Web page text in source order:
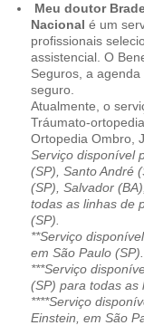
Meu doutor
Nacional é um
profissionais
assistencial. O
Seguros, a
seguro.
Atualmente, o
Tráumato-
Ortopedia Ombro,
Serviço disponível
(SP), Santo André
(SP), Salvador
todas as linhas de
(SP).
**Serviço
em São Paulo
***Serviço
(SP) para todas as
****Serviço
Einstein, em São